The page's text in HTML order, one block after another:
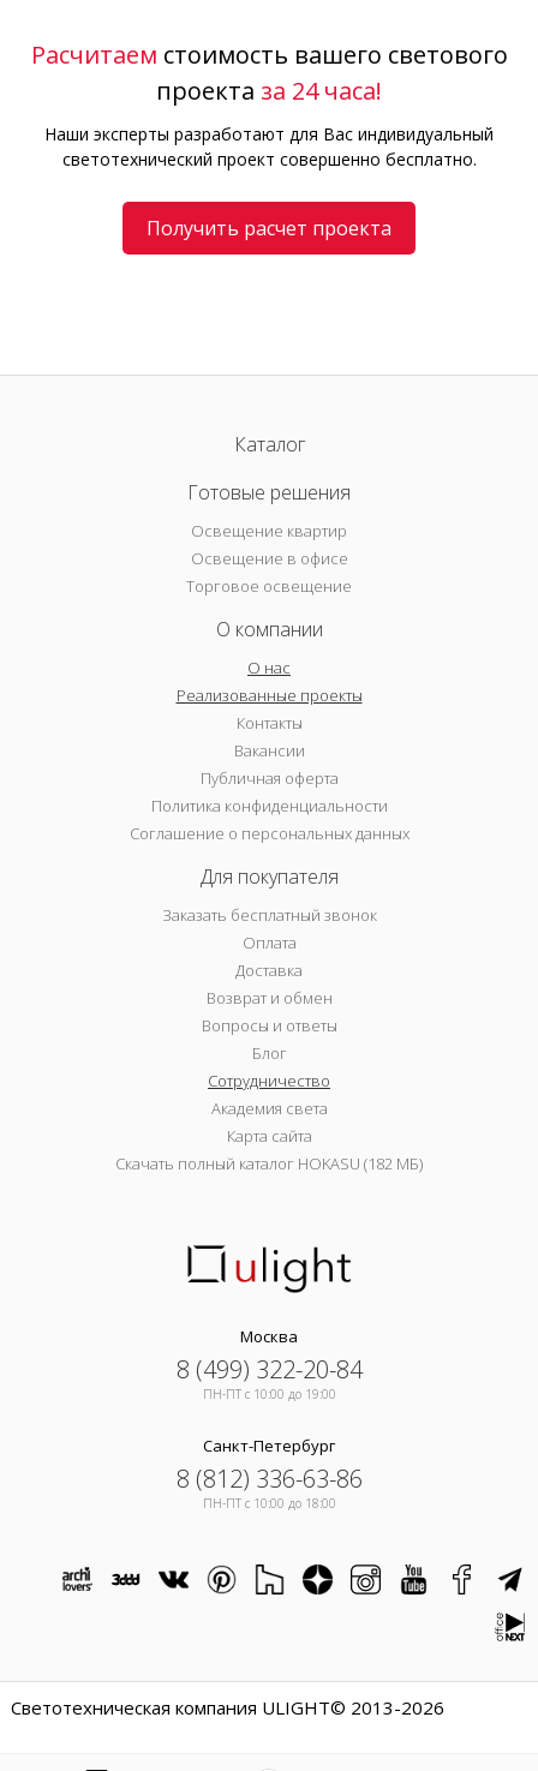
Расчитаем стоимость вашего светового
проекта за 24 часа!
Наши эксперты разработают для Вас индивидуальный
светотехнический проект совершенно бесплатно.
Получить расчет проекта
Каталог
Готовые решения
Освещение квартир
Освещение в офисе
Торговое освещение
О компании
О нас
Реализованные проекты
Контакты
Вакансии
Публичная оферта
Политика конфиденциальности
Соглашение о персональных данных
Для покупателя
Заказать бесплатный звонок
Оплата
Доставка
Возврат и обмен
Вопросы и ответы
Блог
Сотрудничество
Академия света
Карта сайта
Скачать полный каталог HOKASU (182 МБ)
Москва
8 (499) 322-20-84
ПН-ПТ c 10:00 до 19:00
Санкт-Петербург
8 (812) 336-63-86
ПН-ПТ c 10:00 до 18:00
Светотехническая компания ULIGHT© 2013-2026